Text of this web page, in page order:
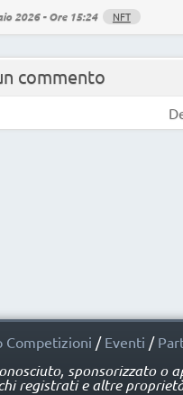
2026 - Ore 15:24 NFT
commento
Competizioni / Eventi /
sponsorizzato o
registrati e altre